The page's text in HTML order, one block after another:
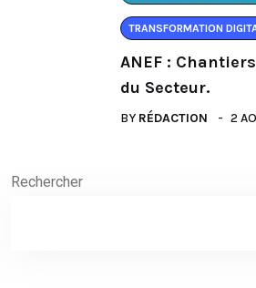
TRANSFORMATION
ANEF :
du Secteur.
BY RÉDACTION 2
Rechercher